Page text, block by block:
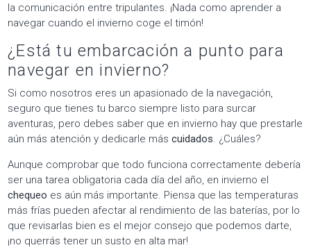
la comunicación entre tripulantes. ¡Nada como aprender a
navegar cuando el invierno coge el timón!
¿Está tu embarcación a punto para
navegar en invierno?
Si como nosotros eres un apasionado de la navegación,
seguro que tienes tu barco siempre listo para surcar
aventuras, pero debes saber que en invierno hay que prestarle
aún más atención y dedicarle máscuidados. ¿Cuáles?
Aunque comprobar que todo funciona correctamente debería
ser una tarea obligatoria cada día del año, en invierno el
chequeo es aún más importante. Piensa que las temperaturas
más frías pueden afectar al rendimiento de las baterías, por lo
que revisarlas bien es el mejor consejo que podemos darte,
¡no querrás tener un susto en alta mar!